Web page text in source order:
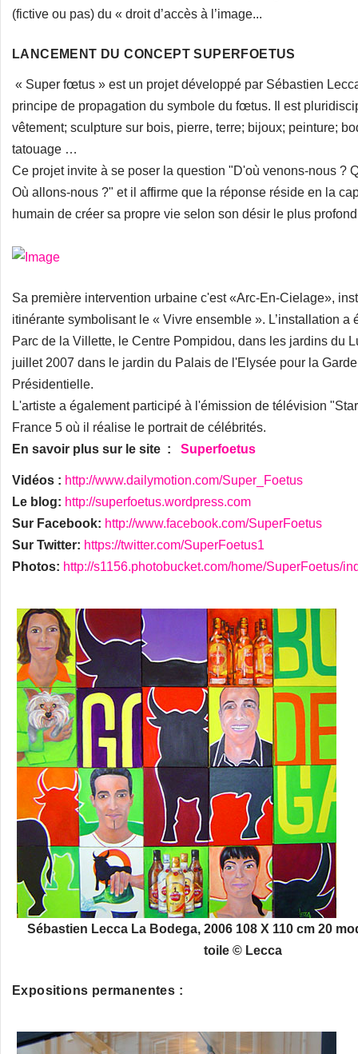
(fictive ou pas) du « droit d’accès à l’image...
LANCEMENT DU CONCEPT SUPERFOETUS
« Super fœtus » est un projet développé par Sébastien
principe de propagation du symbole du fœtus. Il est
vêtement; sculpture sur bois, pierre, terre; bijoux; peinture;
tatouage …
Ce projet invite à se poser la question "D'où venons-nous ?
Où allons-nous ?" et il affirme que la réponse réside en la
humain de créer sa propre vie selon son désir le plus
Sa première intervention urbaine c'est «Arc-En-Cielage»,
itinérante symbolisant le « Vivre ensemble ». L’installation a
Parc de la Villette, le Centre Pompidou, dans les jardins du
juillet 2007 dans le jardin du Palais de l'Elysée pour la
Présidentielle.
L'artiste a également participé à l'émission de télévision
France 5 où il réalise le portrait de célébrités.
En savoir plus sur le site :
Superfoetus
Vidéos : http://www.dailymotion.com/Super_Foetus
Le blog: http://superfoetus.wordpress.com
Sur Facebook: http://www.facebook.com/SuperFoetus
Sur Twitter: https://twitter.com/SuperFoetus1
Photos: http://s1156.photobucket.com/home/SuperFoetus/
Sébastien Lecca La Bodega, 2006 108 X 110 cm 20
toile © Lecca
Expositions permanentes :